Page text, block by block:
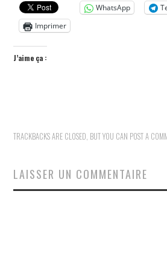
WhatsApp
Imprimer
J’aime ça :
TRACKBACKS ARE CLOSED, BUT YOU CAN POST A
LAISSER UN COMMENTAIRE